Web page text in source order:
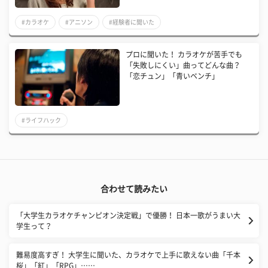
#カラオケ #アニソン #経験者に聞いた
プロに聞いた！ カラオケが苦手でも
「失敗しにくい」曲ってどんな曲？
「恋チュン」「青いベンチ」
#ライフハック
合わせて読みたい
「大学生カラオケチャンピオン決定戦」で優勝！ 日本一歌がうまい大
学生って？
難易度高すぎ！ 大学生に聞いた、カラオケで上手に歌えない曲「千本
桜」「紅」「RPG」……